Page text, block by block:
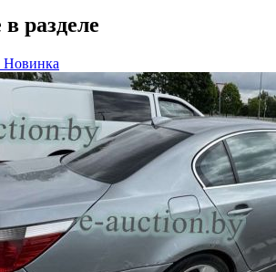
разделе
Новинка